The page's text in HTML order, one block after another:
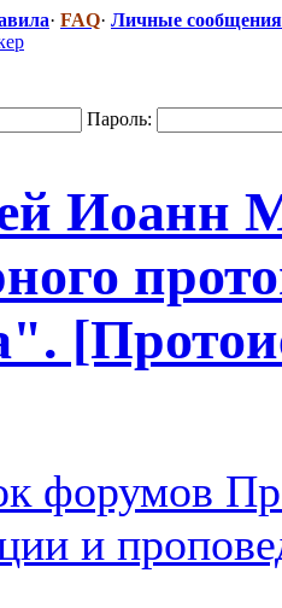
· FAQ· Личные сообщения
Пароль:
Иоанн
форумов
и